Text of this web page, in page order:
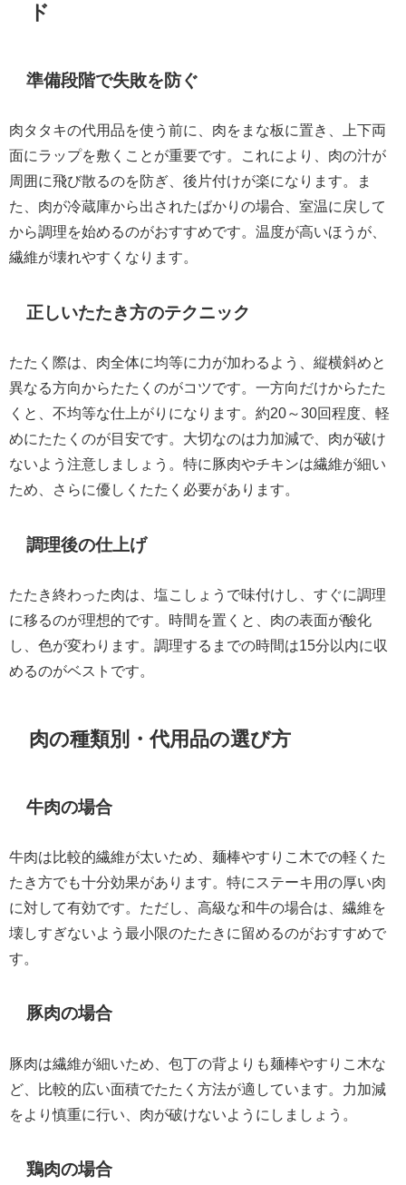
ド
準備段階で失敗を防ぐ
肉タタキの代用品を使う前に、肉をまな板に置き、上下両
面にラップを敷くことが重要です。これにより、肉の汁が
周囲に飛び散るのを防ぎ、後片付けが楽になります。ま
た、肉が冷蔵庫から出されたばかりの場合、室温に戻して
から調理を始めるのがおすすめです。温度が高いほうが、
繊維が壊れやすくなります。
正しいたたき方のテクニック
たたく際は、肉全体に均等に力が加わるよう、縦横斜めと
異なる方向からたたくのがコツです。一方向だけからたた
くと、不均等な仕上がりになります。約20～30回程度、軽
めにたたくのが目安です。大切なのは力加減で、肉が破け
ないよう注意しましょう。特に豚肉やチキンは繊維が細い
ため、さらに優しくたたく必要があります。
調理後の仕上げ
たたき終わった肉は、塩こしょうで味付けし、すぐに調理
に移るのが理想的です。時間を置くと、肉の表面が酸化
し、色が変わります。調理するまでの時間は15分以内に収
めるのがベストです。
肉の種類別・代用品の選び方
牛肉の場合
牛肉は比較的繊維が太いため、麺棒やすりこ木での軽くた
たき方でも十分効果があります。特にステーキ用の厚い肉
に対して有効です。ただし、高級な和牛の場合は、繊維を
壊しすぎないよう最小限のたたきに留めるのがおすすめで
す。
豚肉の場合
豚肉は繊維が細いため、包丁の背よりも麺棒やすりこ木な
ど、比較的広い面積でたたく方法が適しています。力加減
をより慎重に行い、肉が破けないようにしましょう。
鶏肉の場合